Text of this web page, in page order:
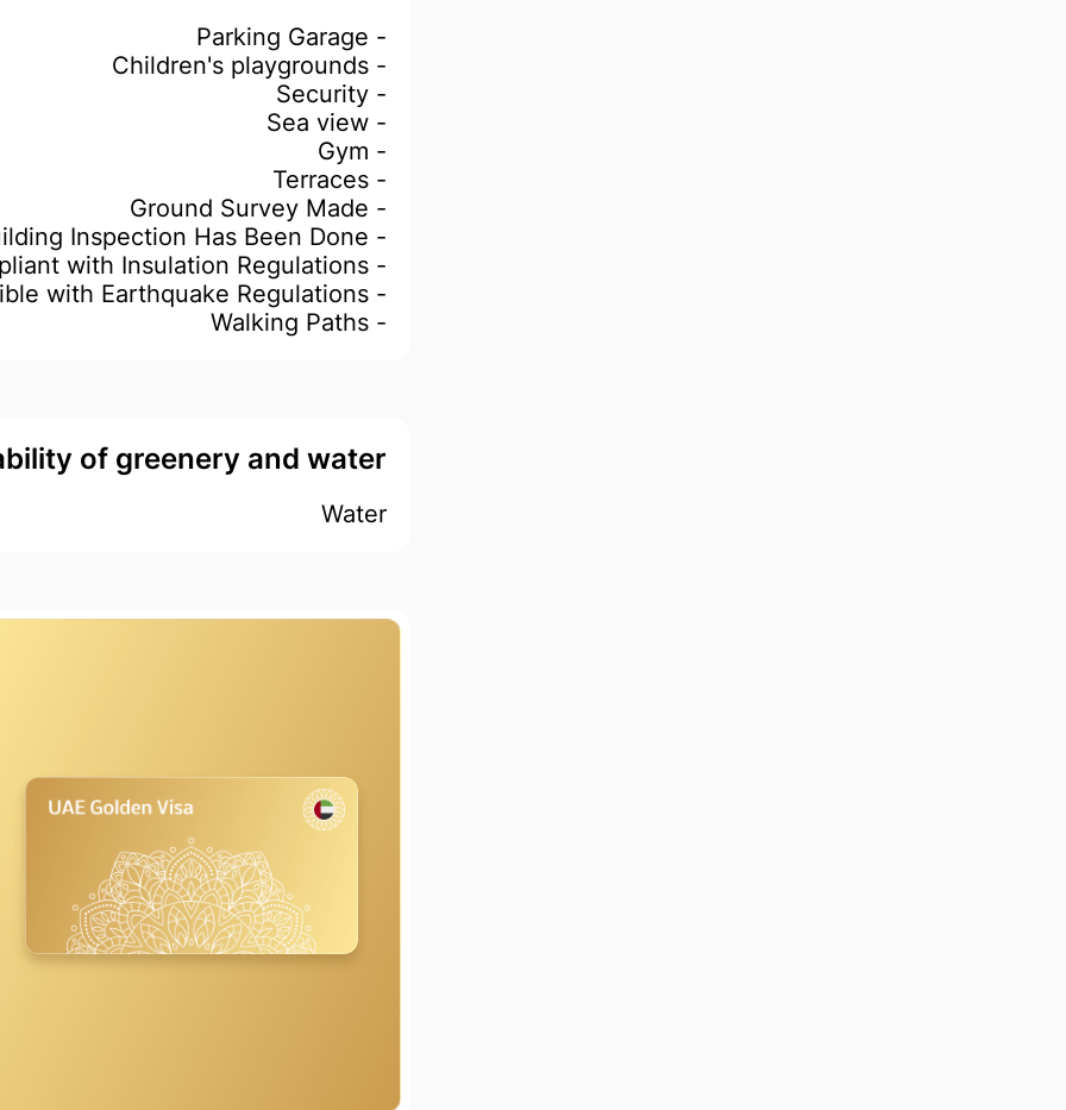
- Parking Garage
- Children's playgrounds
- Security
- Sea view
- Gym
- Terraces
- Ground Survey Made
- Building Inspection Has Been Done
- Compliant with Insulation Regulations
- Compatible with Earthquake Regulations
- Walking Paths
of greenery and water
Water